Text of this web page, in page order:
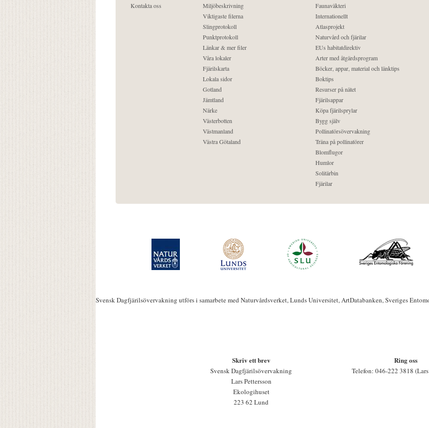
Kontakta oss
Miljöbeskrivning
Viktigaste filerna
Slingprotokoll
Punktprotokoll
Länkar & mer filer
Våra lokaler
Fjärilskarta
Lokala sidor
Gotland
Jämtland
Närke
Västerbotten
Västmanland
Västra Götaland
Faunaväkteri
Internationellt
Atlasprojekt
Naturvård och fjärilar
EUs habitatdirektiv
Arter med åtgärdsprogram
Böcker, appar, material och länktips
Boktips
Resurser på nätet
Fjärilsappar
Köpa fjärilsprylar
Bygg själv
Pollinatörsövervakning
Träna på pollinatörer
Blomflugor
Humlor
Solitärbin
Fjärilar
Svensk Dagfjärilsövervakning utförs i samarbete med Naturvårdsverket, Lunds Universitet, ArtDatabanken, Sveriges
Skriv ett brev
Svensk Dagfjärilsövervakning
Lars Pettersson
Ekologihuset
223 62 Lund
Ring oss
Telefon: 046-222 3818